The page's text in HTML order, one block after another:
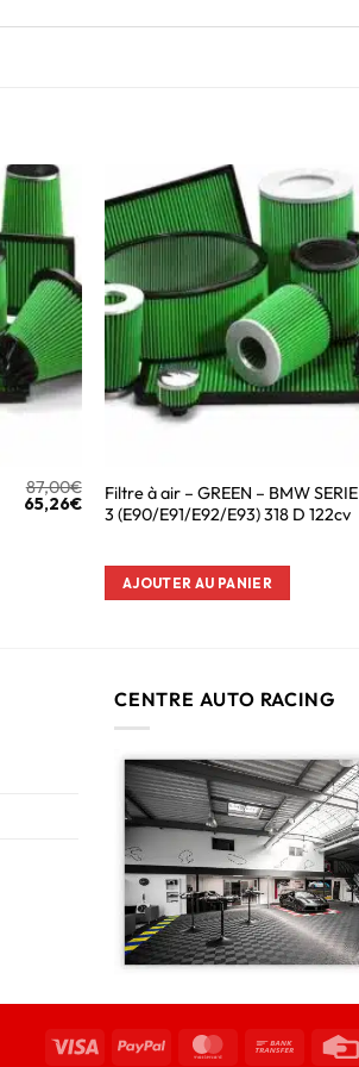
87,00€
65,26€
Filtre à air – GREEN – BMW SERIE
3 (E90/E91/E92/E93) 318 D 122cv
AJOUTER AU PANIER
CENTRE AUTO RACING